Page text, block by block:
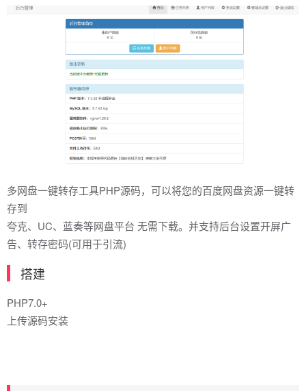
多网盘一键转存工具PHP源码，可以将您的百度网盘资源一键转
存到
夸克、UC、蓝奏等网盘平台 无需下载。并支持后台设置开屏广
告、转存密码(可用于引流)
搭建
PHP7.0+
上传源码安装